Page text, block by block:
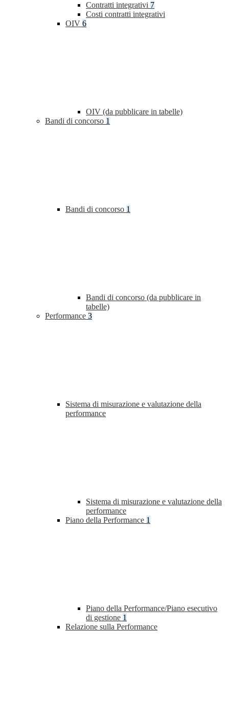
Contratti integrativi 7
Costi contratti integrativi
OIV 6
OIV (da pubblicare in tabelle)
Bandi di concorso 1
Bandi di concorso 1
Bandi di concorso (da pubblicare in
tabelle)
Performance 3
Sistema di misurazione e valutazione della
performance
Sistema di misurazione e valutazione della
performance
Piano della Performance 1
Piano della Performance/Piano esecutivo
di gestione 1
Relazione sulla Performance